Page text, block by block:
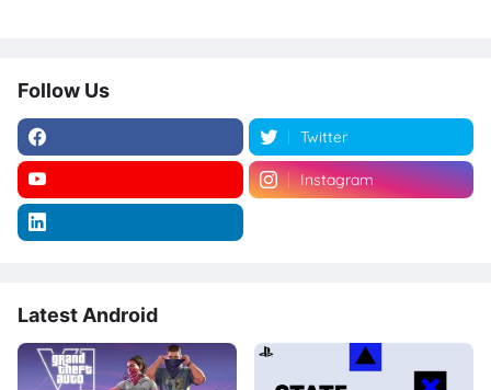
Follow Us
Twitter
Instagram
Latest Android